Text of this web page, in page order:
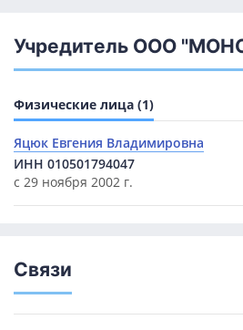
Учредитель ООО
Физические лица (1)
Яцюк Евгения Владимировна
ИНН 010501794047
с 29 ноября 2002 г.
Связи